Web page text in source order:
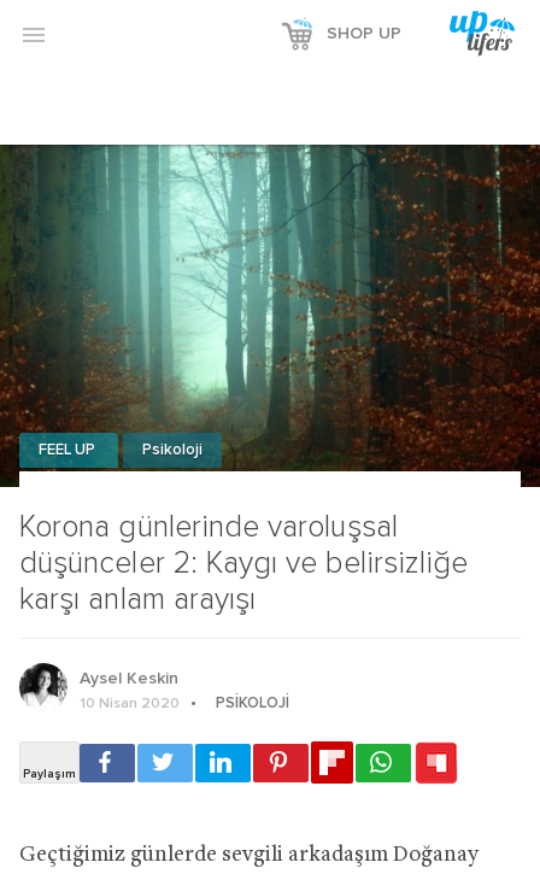
 SHOP UP
Korona günlerinde varoluşsal
düşünceler 2: Kaygı ve belirsizliğe
karşı anlam arayışı
FEEL UP Psikoloji
Aysel Keskin
10 Nisan 2020 PSIKOLOJI
Geçtiğimiz günlerde sevgili arkadaşım Doğanay